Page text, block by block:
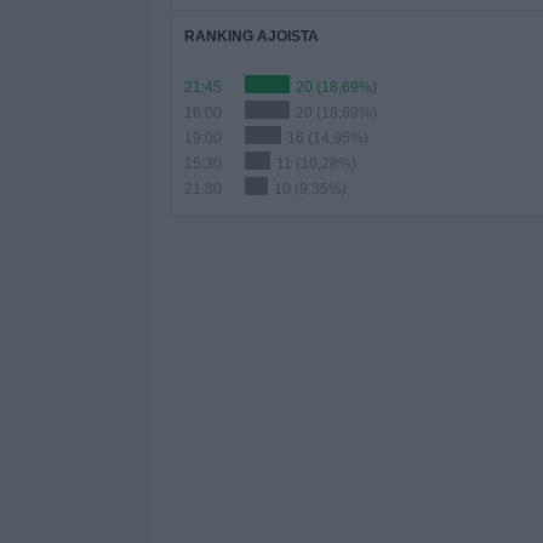
RANKING AJOISTA
21:45
20 (18,69%)
16:00
20 (18,69%)
19:00
16 (14,95%)
15:30
11 (10,28%)
21:30
10 (9,35%)